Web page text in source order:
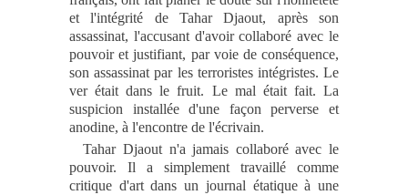
et l'intégrité de Tahar Djaout, après son
assassinat, l'accusant d'avoir collaboré avec le
pouvoir et justifiant, par voie de conséquence,
son assassinat par les terroristes intégristes. Le
ver était dans le fruit. Le mal était fait. La
suspicion installée d'une façon perverse et
anodine, à l'encontre de l'écrivain.
Tahar Djaout n'a jamais collaboré avec le
pouvoir. Il a simplement travaillé comme
critique d'art dans un journal étatique à une